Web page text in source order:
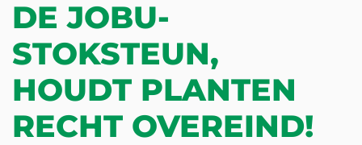
DE JOBU-
STOKSTEUN,
HOUDT PLANTEN
RECHT OVEREIND!